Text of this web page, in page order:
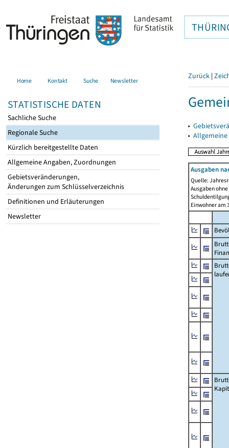
Home Kontakt Suche Newsletter
STATISTISCHE DATEN
Sachliche Suche
Regionale Suche
Kürzlich bereitgestellte Daten
Allgemeine Angaben, Zuordnungen
Gebietsveränderungen,
Änderungen zum Schlüsselverzeichnis
Definitionen und Erläuterungen
Newsletter
Zurück |
▸
▸
Ausgaben
Quelle:
Ausgaben
Einwohner am